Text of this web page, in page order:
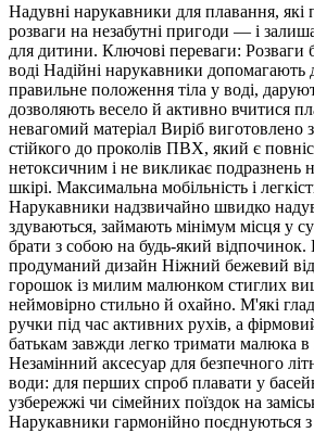
Надувні нарукавники для плавання, які
розваги на незабутні пригоди — і
для дитини. Ключові переваги: Розваги
воді Надійні нарукавники допомагають
правильне положення тіла у воді,
дозволяють весело й активно вчитися
невагомий матеріал Виріб виготовлено
стійкого до проколів ПВХ, який є
нетоксичним і не викликає подразнень
шкірі. Максимальна мобільність і
Нарукавники надзвичайно швидко
здуваються, займають мінімум місця у
брати з собою на будь-який відпочинок.
продуманий дизайн Ніжний бежевий
горошок із милим малюнком стиглих
неймовірно стильно й охайно. М'які
ручки під час активних рухів, а
батькам завжди легко тримати малюка в
Незамінний аксесуар для безпечного
води: для перших спроб плавати у
узбережжі чи сімейних поїздок на
Нарукавники гармонійно поєднуються